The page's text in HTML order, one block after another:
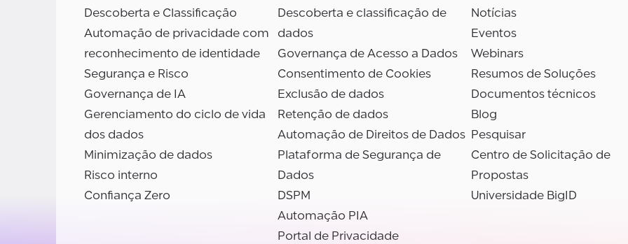
Descoberta e Classificação
Automação de privacidade com
reconhecimento de identidade
Segurança e Risco
Governança de IA
Gerenciamento do ciclo de vida
dos dados
Minimização de dados
Risco interno
Confiança Zero
Descoberta e classificação de
dados
Governança de Acesso a Dados
Consentimento de Cookies
Exclusão de dados
Retenção de dados
Automação de Direitos de Dados
Plataforma de Segurança de
Dados
DSPM
Automação PIA
Portal de Privacidade
Notícias
Eventos
Webinars
Resumos de Soluções
Documentos técnicos
Blog
Pesquisar
Centro de Solicitação de
Propostas
Universidade BigID